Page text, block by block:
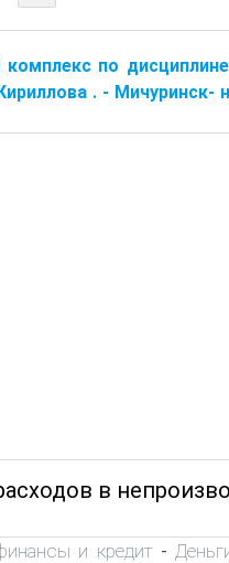
комплекс по
. - Мичуринск-
в
и кредит -